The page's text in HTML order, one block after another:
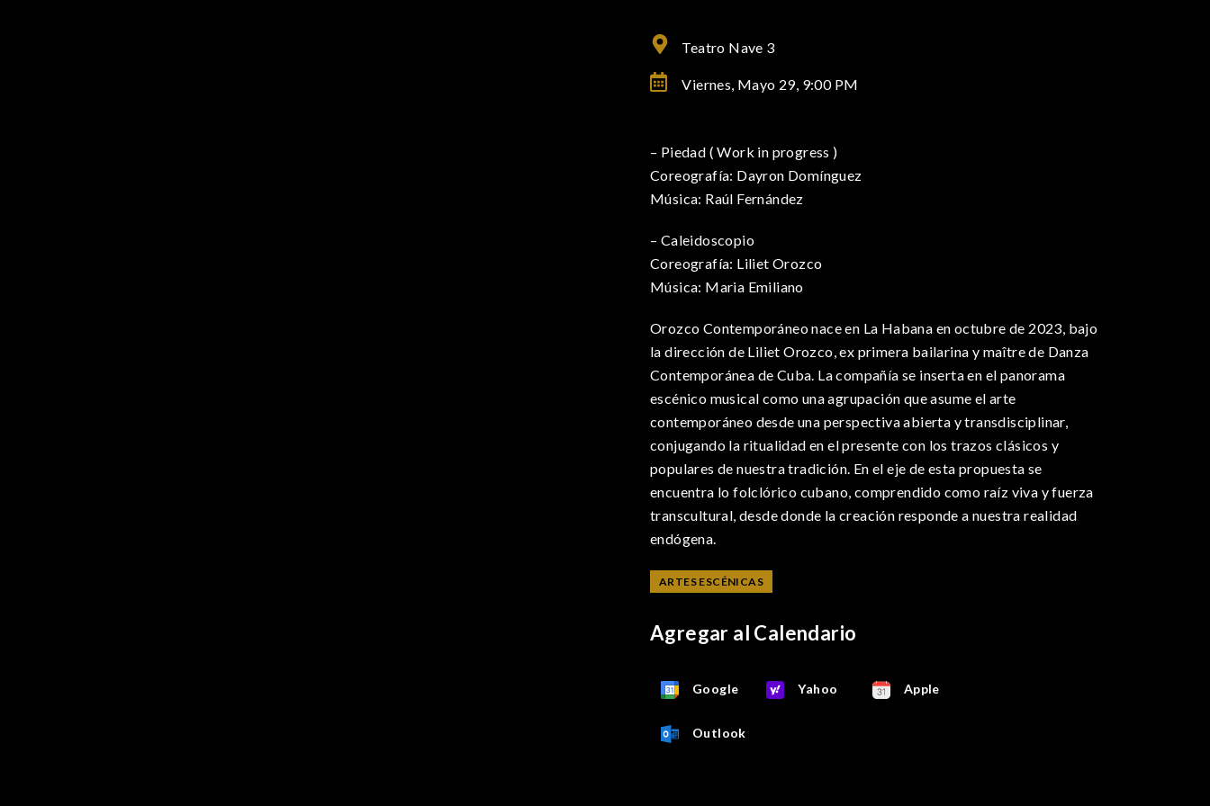
Teatro Nave 3
Viernes, Mayo 29, 9:00 PM
– Piedad ( Work in progress )
Coreografía: Dayron Domínguez
Música: Raúl Fernández
– Caleidoscopio
Coreografía: Liliet Orozco
Música: Maria Emiliano
Orozco Contemporáneo nace en La Habana en octubre de 2023, bajo
la dirección de Liliet Orozco, ex primera bailarina y maître de Danza
Contemporánea de Cuba. La compañía se inserta en el panorama
escénico musical como una agrupación que asume el arte
contemporáneo desde una perspectiva abierta y transdisciplinar,
conjugando la ritualidad en el presente con los trazos clásicos y
populares de nuestra tradición. En el eje de esta propuesta se
encuentra lo folclórico cubano, comprendido como raíz viva y fuerza
transcultural, desde donde la creación responde a nuestra realidad
endógena.
ARTES ESCÉNICAS
Agregar al Calendario
Google Yahoo Apple
Outlook